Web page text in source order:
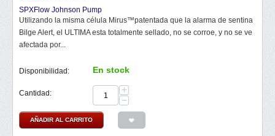
SPXFlow Johnson Pump
Utilizando la misma célula Mirus™patentada que la alarma de sentina
Bilge Alert, el ULTIMA esta totalmente sellado, no se corroe, y no se ve
afectada por...
Disponibilidad: En stock
Cantidad:
+
−
AÑADIR AL CARRITO